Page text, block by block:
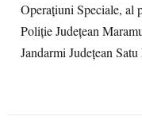
Operațiuni Speciale, al
Poliție Județean
Jandarmi Județean